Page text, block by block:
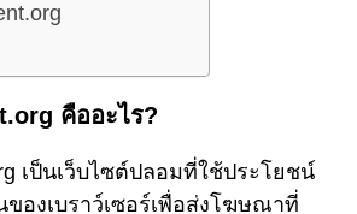
คืออะไร?
เป็นเว็บไซต์ปลอมที่ใช้ประโยชน์
องเบราว์เซอร์เพื่อส่งโฆษณาที่